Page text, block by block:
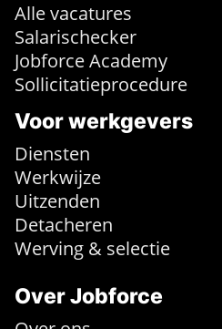
Alle vacatures
Salarischecker
Jobforce Academy
Sollicitatieprocedure
Voor werkgevers
Diensten
Werkwijze
Uitzenden
Detacheren
Werving & selectie
Over Jobforce